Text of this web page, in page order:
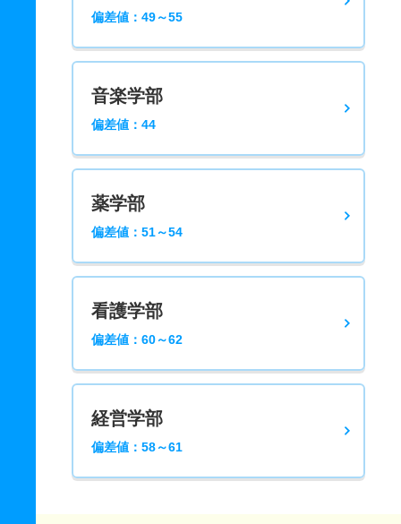
偏差値：49～55
音楽学部
偏差値：44
薬学部
偏差値：51～54
看護学部
偏差値：60～62
経営学部
偏差値：58～61